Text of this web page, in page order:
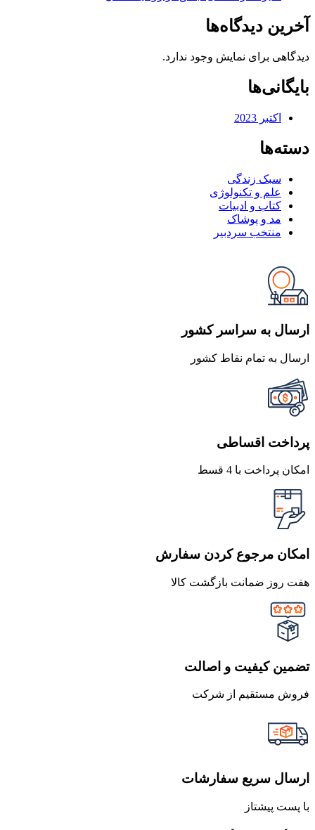
آخرین دیدگاه‌ها
دیدگاهی برای نمایش وجود ندارد.
بایگانی‌ها
اکتبر 2023
دسته‌ها
سبک زندگی
علم و تکنولوژی
کتاب و ادبیات
مد و پوشاک
منتخب سردبیر
ارسال به سراسر کشور
ارسال به تمام نقاط کشور
پرداخت اقساطی
امکان پرداخت با 4 قسط
امکان مرجوع کردن سفارش
هفت روز ضمانت بازگشت کالا
تضمین کیفیت و اصالت
فروش مستقیم از شرکت
ارسال سریع سفارشات
با پست پیشتاز